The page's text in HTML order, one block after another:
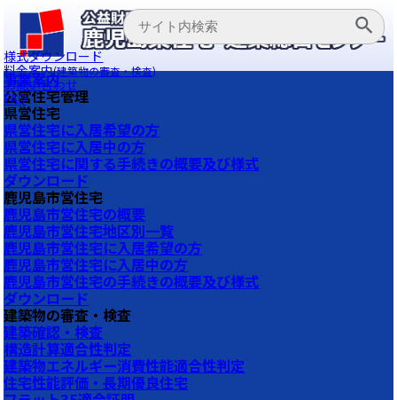
様式ダウンロード
料金案内(建築物の審査・検査)
お問い合わせ
FAQ
事業案内
公営住宅管理
県営住宅
県営住宅に入居希望の方
県営住宅に入居中の方
県営住宅に関する手続きの概要及び様式
ダウンロード
鹿児島市営住宅
鹿児島市営住宅の概要
鹿児島市営住宅地区別一覧
鹿児島市営住宅に入居希望の方
鹿児島市営住宅に入居中の方
鹿児島市営住宅の手続きの概要及び様式
ダウンロード
建築物の審査・検査
建築確認・検査
構造計算適合性判定
建築物エネルギー消費性能適合性判定
住宅性能評価・長期優良住宅